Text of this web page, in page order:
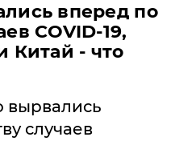
вперед по
COVID-19,
Китай - что
вырвались
случаев